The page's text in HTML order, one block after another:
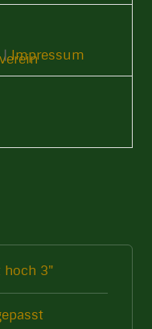
hoch 3"
|Impressum